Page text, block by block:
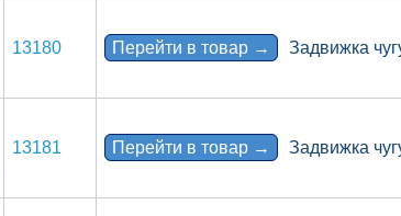
13180 Перейти в товар → Задвижка
13181 Перейти в товар → Задвижка